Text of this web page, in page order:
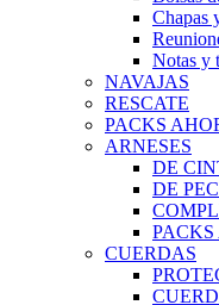
Chapas
Notas y
NAVAJAS
RESCATE
PACKS
ARNESES
DE
DE
PACKS
CUERDAS